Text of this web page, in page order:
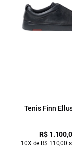
Tenis Finn
R$
10X de R$ 110,00